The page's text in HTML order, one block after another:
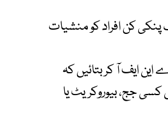
کن افراد کو منشیات
ایف آ کر بتائیں کہ
جج، بیوروکریٹ یا